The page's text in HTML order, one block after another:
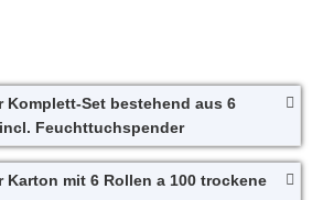
Komplett-Set bestehend aus 6
Feuchttuchspender
Karton mit 6 Rollen a 100 trockene